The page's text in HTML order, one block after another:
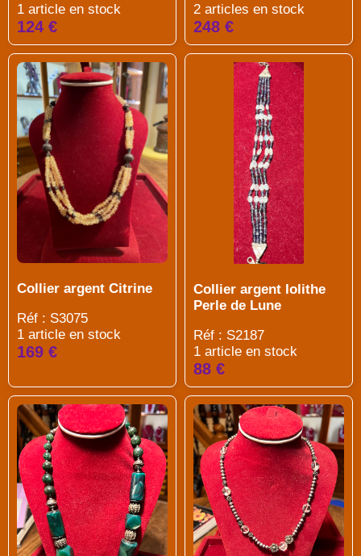
1 article en stock
124 €
2 articles en stock
248 €
Collier argent Citrine
Réf : S3075
1 article en stock
169 €
Collier argent Iolithe
Perle de Lune
Réf : S2187
1 article en stock
88 €